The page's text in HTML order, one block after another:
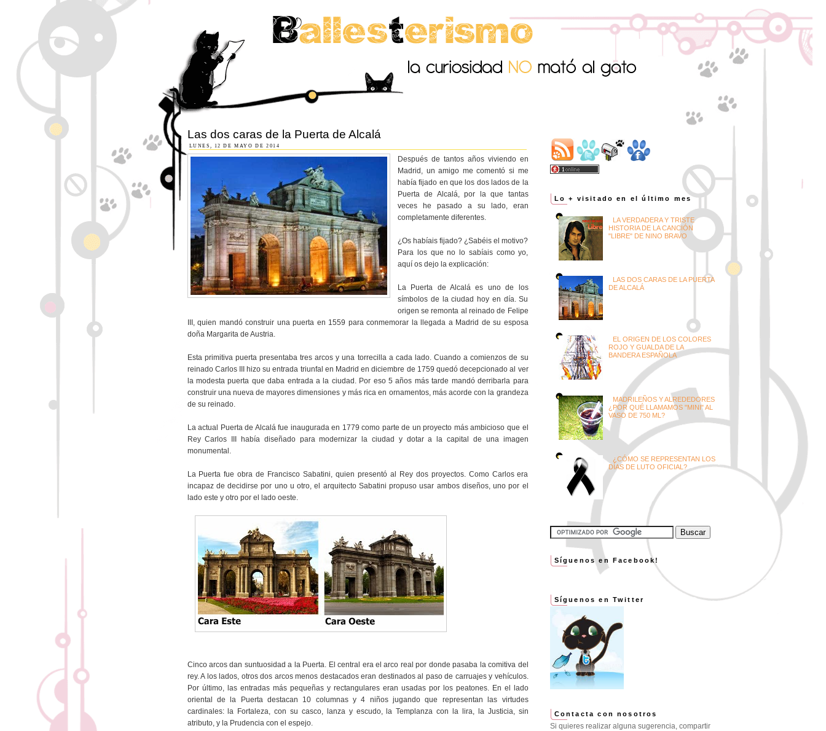
Las dos caras de la Puerta de Alcalá
LUNES, 12 DE MAYO DE 2014
Después de tantos años viviendo en
Madrid, un amigo me comentó si me
había fijado en que los dos lados de la
Puerta de Alcalá, por la que tantas
veces he pasado a su lado, eran
completamente diferentes.
¿Os habíais fijado? ¿Sabéis el motivo?
Para los que no lo sabíais como yo,
aquí os dejo la explicación:
La Puerta de Alcalá es uno de los
símbolos de la ciudad hoy en día. Su
origen se remonta al reinado de Felipe
III, quien mandó construir una puerta en 1559 para conmemorar la llegada a Madrid de su esposa
doña Margarita de Austria.
Esta primitiva puerta presentaba tres arcos y una torrecilla a cada lado. Cuando a comienzos de su
reinado Carlos III hizo su entrada triunfal en Madrid en diciembre de 1759 quedó decepcionado al ver
la modesta puerta que daba entrada a la ciudad. Por eso 5 años más tarde mandó derribarla para
construir una nueva de mayores dimensiones y más rica en ornamentos, más acorde con la grandeza
de su reinado.
La actual Puerta de Alcalá fue inaugurada en 1779 como parte de un proyecto más ambicioso que el
Rey Carlos III había diseñado para modernizar la ciudad y dotar a la capital de una imagen
monumental.
La Puerta fue obra de Francisco Sabatini, quien presentó al Rey dos proyectos. Como Carlos era
incapaz de decidirse por uno u otro, el arquitecto Sabatini propuso usar ambos diseños, uno por el
lado este y otro por el lado oeste.
Cinco arcos dan suntuosidad a la Puerta. El central era el arco real por donde pasaba la comitiva del
rey. A los lados, otros dos arcos menos destacados eran destinados al paso de carruajes y vehículos.
Por último, las entradas más pequeñas y rectangulares eran usadas por los peatones. En el lado
oriental de la Puerta destacan 10 columnas y 4 niños jugando que representan las virtudes
cardinales: la Fortaleza, con su casco, lanza y escudo, la Templanza con la lira, la Justicia, sin
atributo, y la Prudencia con el espejo.
Lo + visitado en el último mes
LA VERDADERA Y TRISTE
HISTORIA DE LA CANCIÓN
"LIBRE" DE NINO BRAVO
LAS DOS CARAS DE LA PUERTA
DE ALCALÁ
EL ORIGEN DE LOS COLORES
ROJO Y GUALDA DE LA
BANDERA ESPAÑOLA
MADRILEÑOS Y ALREDEDORES
¿POR QUÉ LLAMAMOS "MINI" AL
VASO DE 750 ML?
¿CÓMO SE REPRESENTAN LOS
DÍAS DE LUTO OFICIAL?
Síguenos en Facebook!
Síguenos en Twitter
Contacta con nosotros
Si quieres realizar alguna sugerencia, compartir